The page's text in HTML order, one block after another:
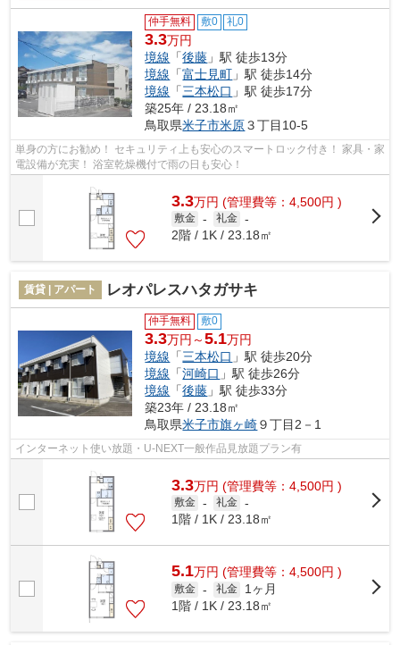
仲手無料 敷0 礼0
3.3万円
境線 「後藤 」駅 徒歩13分
境線 「富士見町 」駅 徒歩14分
境線 「三本松口 」駅 徒歩17分
築25年 / 23.18㎡
鳥取県米子市米原３丁目10-5
単身の方にお勧め！ セキュリティ上も安心のスマートロック付き！ 家具・家
電設備が充実！ 浴室乾燥機付で雨の日も安心！
3.3万円 (管理費等：4,500円 )
敷金 - 礼金 -
2階 / 1K / 23.18㎡
賃貸 | アパート レオパレスハタガサキ
仲手無料 敷0
3.3万円～5.1万円
境線 「三本松口 」駅 徒歩20分
境線 「河崎口 」駅 徒歩26分
境線 「後藤 」駅 徒歩33分
築23年 / 23.18㎡
鳥取県米子市旗ヶ崎９丁目2－1
インターネット使い放題・U-NEXT一般作品見放題プラン有
3.3万円 (管理費等：4,500円 )
敷金 - 礼金 -
1階 / 1K / 23.18㎡
5.1万円 (管理費等：4,500円 )
敷金 - 礼金
1ヶ月
1階 / 1K / 23.18㎡